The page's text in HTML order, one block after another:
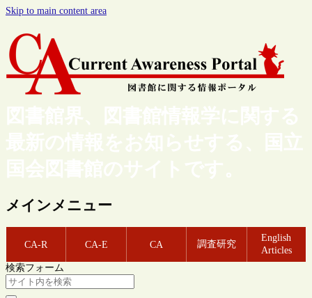
Skip to main content area
図書館界、図書館情報学に関する
最新の情報をお知らせする、国立
国会図書館のサイトです。
メインメニュー
CA-R CA-E CA 調査研究
English
Articles
検索フォーム